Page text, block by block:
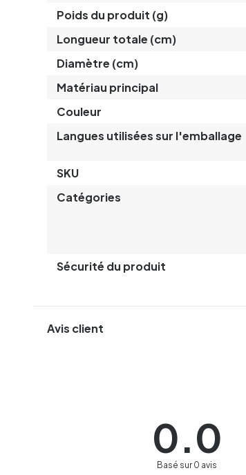
Poids du produit (g)
Longueur totale (cm)
Diamètre (cm)
Matériau principal
Couleur
Langues utilisées sur l'emballage
SKU
Catégories
Sécurité du produit
Avis client
0.0
Basé sur 0 avis